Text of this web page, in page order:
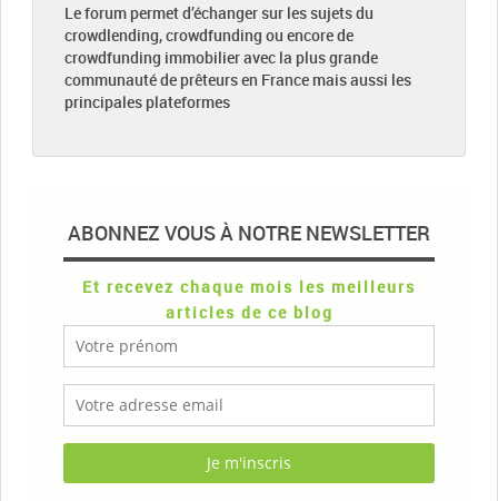
Le forum permet d’échanger sur les sujets du
crowdlending, crowdfunding ou encore de
crowdfunding immobilier avec la plus grande
communauté de prêteurs en France mais aussi les
principales plateformes
ABONNEZ VOUS À NOTRE NEWSLETTER
Et recevez chaque mois les meilleurs
articles de ce blog